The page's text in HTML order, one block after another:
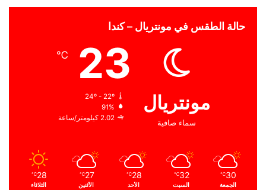
حالة الطقس في مونتريال – كندا
مونتريال
سماء صافية
23
℃
24º - 22º
91%
2.02 كيلومتر/ساعة
30
℃
الجمعة
32
℃
السبت
28
℃
الأحد
27
℃
الأثنين
28
℃
الثلاثاء